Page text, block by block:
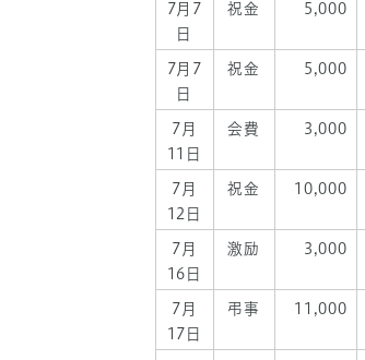
7月7
日
祝金 5,000
7月7
日
祝金 5,000
7月
11日
会費 3,000
7月
12日
祝金 10,000
7月
16日
激励 3,000
7月
17日
弔事 11,000